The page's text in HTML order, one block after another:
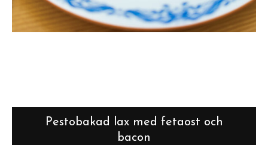
Pestobakad lax med fetaost och
bacon